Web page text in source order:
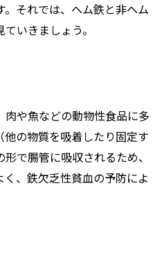
それでは、ヘム鉄と非ヘム
いきましょう。
や魚などの動物性食品に多
他の物質を吸着したり固定す
で腸管に吸収されるため、
、鉄欠乏性貧血の予防によ